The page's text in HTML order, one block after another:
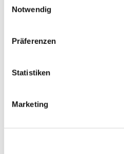
Notwendig
Präferenzen
Statistiken
Marketing
Freitag, 16.
34117 Kassel